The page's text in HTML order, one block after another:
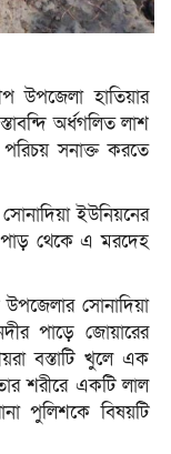
উপজেলা হাতিয়ার
অর্ধগলিত লাশ
সনাক্ত করতে
ইউনিয়নের
পাড় থেকে এ মরদেহ
উপজেলার সোনাদিয়া
পাড়ে জোয়ারের
বস্তাটি খুলে এক
শরীরে একটি লাল
পুলিশকে বিষয়টি